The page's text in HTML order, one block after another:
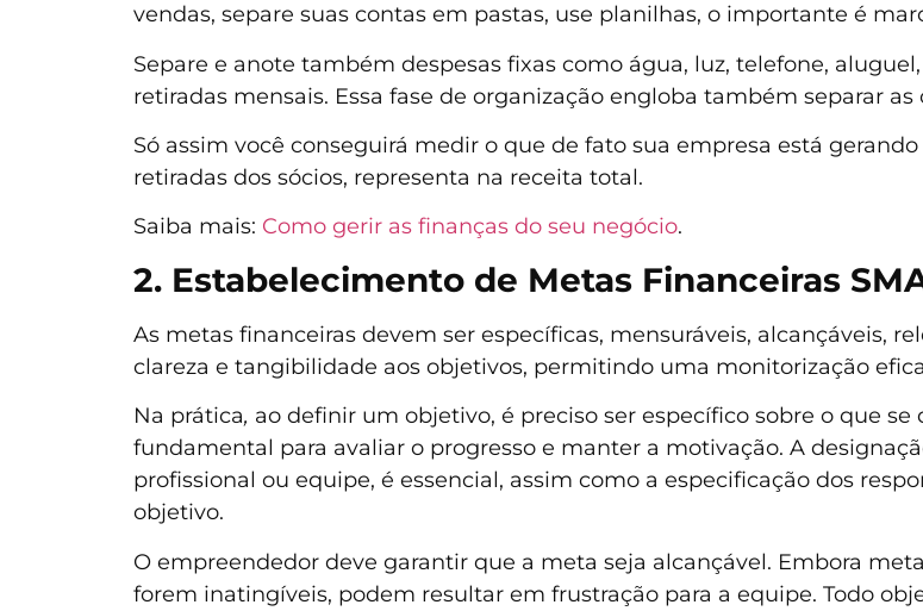
vendas, separe suas contas em pastas, use planilhas, o importante é
Separe e anote também despesas fixas como água, luz, telefone,
retiradas mensais. Essa fase de organização engloba também separar
Só assim você conseguirá medir o que de fato sua empresa está
retiradas dos sócios, representa na receita total.
Saiba mais: Como gerir as finanças do seu negócio.
2. Estabelecimento de Metas Financeiras
As metas financeiras devem ser específicas, mensuráveis, alcançáveis,
clareza e tangibilidade aos objetivos, permitindo uma monitorização
Na prática, ao definir um objetivo, é preciso ser específico sobre o que
fundamental para avaliar o progresso e manter a motivação. A
profissional ou equipe, é essencial, assim como a especificação dos
objetivo.
O empreendedor deve garantir que a meta seja alcançável. Embora
forem inatingíveis, podem resultar em frustração para a equipe. Todo